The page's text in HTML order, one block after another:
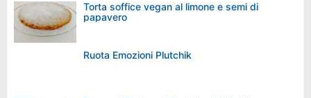
Torta soffice vegan al limone e semi di
papavero
Ruota Emozioni Plutchik